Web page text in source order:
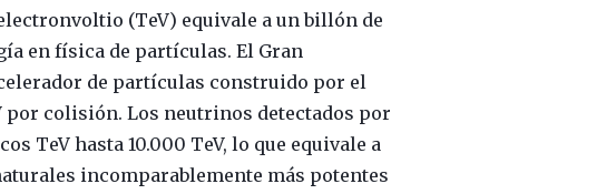
(TeV) equivale a un billón de
en física de partículas. El Gran
de partículas construido por el
por colisión. Los neutrinos detectados por
TeV hasta 10.000 TeV, lo que equivale a
incomparablemente más potentes